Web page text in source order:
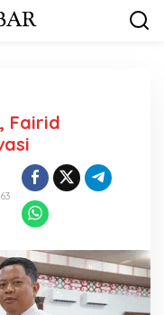
Fairid